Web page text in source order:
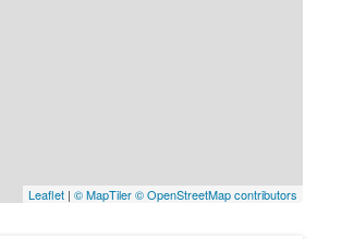
Leaflet | © MapTiler© OpenStreetMap contributors